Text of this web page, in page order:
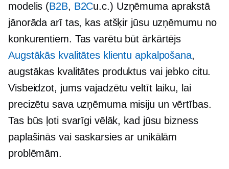
modelis (B2B, B2Cu.c.) Uzņēmuma aprakstā
jānorāda arī tas, kas atšķir jūsu uzņēmumu no
konkurentiem. Tas varētu būt ārkārtējs
Augstākās kvalitātes klientu apkalpošana,
augstākas kvalitātes produktus vai jebko citu.
Visbeidzot, jums vajadzētu veltīt laiku, lai
precizētu sava uzņēmuma misiju un vērtības.
Tas būs ļoti svarīgi vēlāk, kad jūsu bizness
paplašinās vai saskarsies ar unikālām
problēmām.